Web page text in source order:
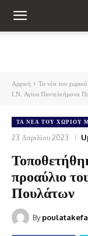
Αρχική Τα νέα του
Ι.Ν. Αγίου Παντελεήμονα
ΤΑ ΝΈΑ ΤΟΥ ΧΩΡΙΟΎ
23 Απριλίου 2023
προαύλιο
Πουλάτων
By